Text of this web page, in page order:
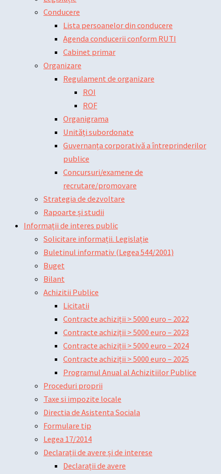
Conducere
Lista persoanelor din conducere
Agenda conducerii conform RUTI
Cabinet primar
Organizare
Regulament de organizare
ROI
ROF
Organigrama
Unități subordonate
Guvernanța corporativă a întreprinderilor
publice
Concursuri/examene de
recrutare/promovare
Strategia de dezvoltare
Rapoarte și studii
Informații de interes public
Solicitare informații. Legislație
Buletinul informativ (Legea 544/2001)
Buget
Bilant
Achizitii Publice
Licitatii
Contracte achiziții > 5000 euro – 2022
Contracte achiziții > 5000 euro – 2023
Contracte achiziții > 5000 euro – 2024
Contracte achiziții > 5000 euro – 2025
Programul Anual al Achizitiilor Publice
Proceduri proprii
Taxe si impozite locale
Directia de Asistenta Sociala
Formulare tip
Legea 17/2014
Declarații de avere și de interese
Declarații de avere